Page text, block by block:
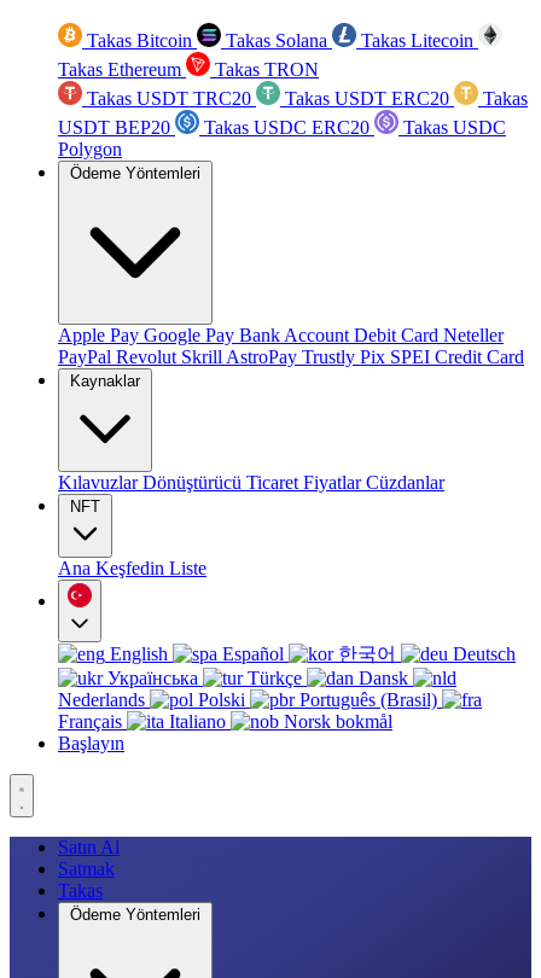
Takas Bitcoin Takas Solana
Takas Litecoin
Takas Ethereum
Takas TRON
Takas USDT TRC20
Takas USDT ERC20
Takas
USDT BEP20
Takas USDC ERC20
Takas USDC
Polygon
Ödeme Yöntemleri
Apple Pay Google Pay Bank Account Debit Card Neteller
PayPal Revolut Skrill AstroPay Trustly Pix SPEI Credit Card
Kaynaklar
KılavuzlarDönüştürücü Ticaret FiyatlarCüzdanlar
NFT
Ana Keşfedin Liste
English Español 한국어
Deutsch
Українська
Türkçe
Dansk
Nederlands
Polski
Português (Brasil)
Français
Italiano
Norsk bokmål
Başlayın
Satın Al
Satmak
Takas
Ödeme Yöntemleri